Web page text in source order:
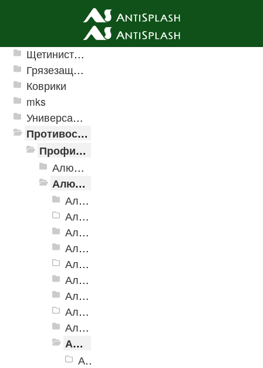
Ячеистые грязезащитные покрытия
Щетинистые покрытия
Грязезащитные, влаговпитывающие покрытия
Коврики
mks
Универсальные модульные покрытия
Противоскользящая защита для лестниц, профили, ленты
Профили алюминиевые с резиновой вставкой
Алюминиевая полоса с резиновыми вставками
Алюминиевый угол-порог с резиновой вставкой
Алюминиевый угол-порог АУ-38, 38x20 мм
Алюминиевый угол-порог АУ-42 Евро, 2500мм
Алюминиевый угол-порог АУ-42, 42x23 мм
Алюминиевый угол-порог АУ-42 (на клеевой основе)
Алюминиевый угол-порог АУ-50 Евро, 2500мм
Алюминиевый угол-порог АУ-50 премиум
Алюминиевый угол-порог с двойной резиновой вставкой АУ-68
Алюминиевый угол-порог АУ-72
Алюминиевый угол-порог с тройной резиновой вставкой АУ-98
Алюминиевый угол-порог с пятью резиновыми вставками АУ-160
Алюминиевый угол-порог АУ-160, черный